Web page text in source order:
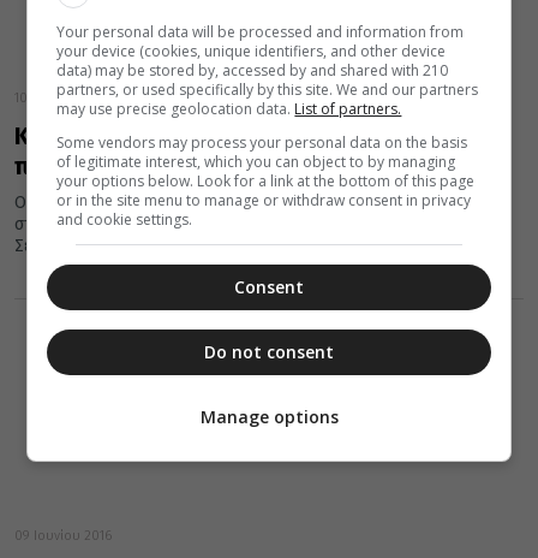
10 Ιουνίου 2016
Καστορίας Σεραφείμ: Να φυλάξουμε την
πίστη μας στο πρόσωπο του Χριστού
Ο Μεθέορτος Εσπερινός της Αναλήψεως του Κυρίου τελέσθηκε
στον ομώνυμο Ιερό Ναό Δισπηλιού, χοροστατούντος του
Σεβασμιωτάτου Μητροπολίτου Καστορίας Σεραφείμ...
09 Ιουνίου 2016
Your personal data will be processed and information from
your device (cookies, unique identifiers, and other device
data) may be stored by, accessed by and shared with 210
partners, or used specifically by this site. We and our partners
may use precise geolocation data. List of partners.
Some vendors may process your personal data on the basis
of legitimate interest, which you can object to by managing
your options below. Look for a link at the bottom of this page
or in the site menu to manage or withdraw consent in privacy
and cookie settings.
Consent
Do not consent
Manage options